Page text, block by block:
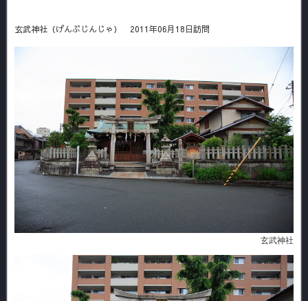
玄武神社（げんぶじんじゃ） 2011年06月18日訪問
玄武神社